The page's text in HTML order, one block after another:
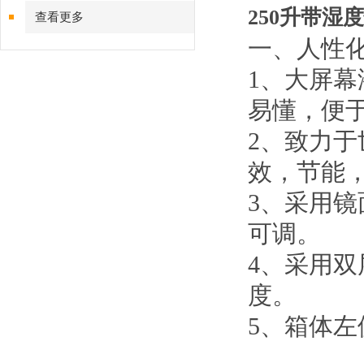
查看更多 250升带湿
一、
人性
1、 大屏
易懂，便
2、 致力
效，节能
3、 采用
可调。
4、 采用
度。
5、 箱体左